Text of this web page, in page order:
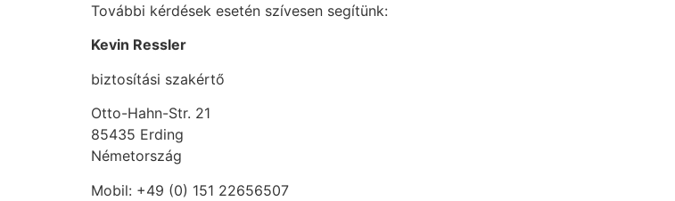
További kérdések esetén szívesen segítünk:
Kevin Ressler
biztosítási szakértő
Otto-Hahn-Str. 21
85435 Erding
Németország
Mobil: +49 (0) 151 22656507